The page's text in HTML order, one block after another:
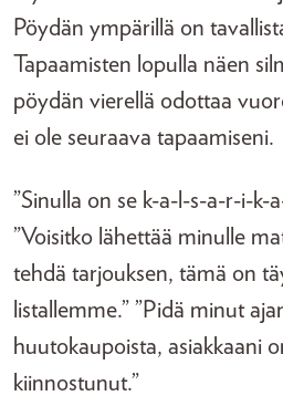
Pöydän ympärillä on
Tapaamisten lopulla näen
pöydän vierellä odottaa
ei ole seuraava tapaamiseni.
”Sinulla on se k-a-l-s-a-r-i-k-
”Voisitko lähettää minulle
tehdä tarjouksen, tämä on
listallemme.” ”Pidä minut
huutokaupoista, asiakkaani
kiinnostunut.”